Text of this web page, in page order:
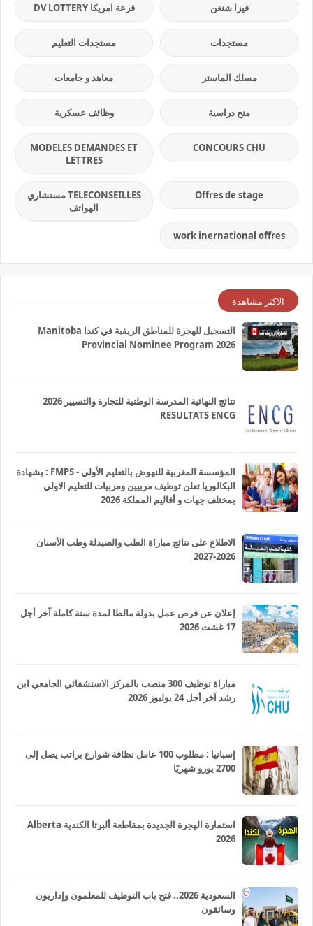
فيزا شنغن قرعة امريكا DV LOTTERY
مستجدات مستجدات التعليم
مسلك الماستر معاهد و جامعات
منح دراسية وظائف عسكرية
CONCOURS CHU
MODELES DEMANDES ET
LETTRES
Offres de stage
TELECONSEILLES مستشاري
الهواتف
work inernational offres
الاكثر مشاهدة
التسجيل للهجرة للمناطق الريفية في كندا Manitoba
Provincial Nominee Program 2026
نتائج النهائية المدرسة الوطنية للتجارة والتسيير 2026
RESULTATS ENCG
المؤسسة المغربية للنهوض بالتعليم الأولي - FMPS : بشهادة
البكالوريا تعلن توظيف مربيين ومربيات للتعليم الاولي
بمختلف جهات و أقاليم المملكة 2026
الاطلاع على نتائج مباراة الطب والصيدلة وطب الأسنان
2026-2027
إعلان عن فرص عمل بدولة مالطا لمدة سنة كاملة آخر أجل
17 غشت 2026
مباراة توظيف 300 منصب بالمركز الاستشفائي الجامعي ابن
رشد آخر أجل 24 يوليوز 2026
إسبانيا : مطلوب 100 عامل نظافة شوارع براتب يصل إلى
2700 يورو شهريًا
استمارة الهجرة الجديدة بمقاطعة ألبرتا الكندية Alberta
2026
السعودية 2026.. فتح باب التوظيف للمعلمون وإداريون
وسائقون